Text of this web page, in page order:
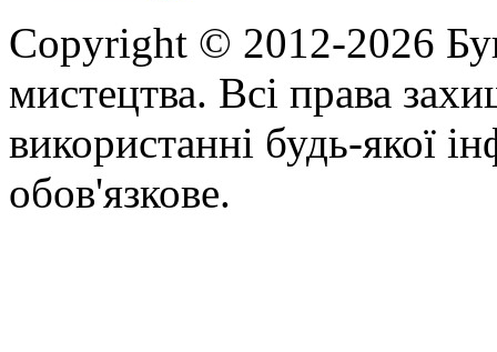
Copyright © 2012-2026
мистецтва. Всі права
використанні будь-якої
обов'язкове.